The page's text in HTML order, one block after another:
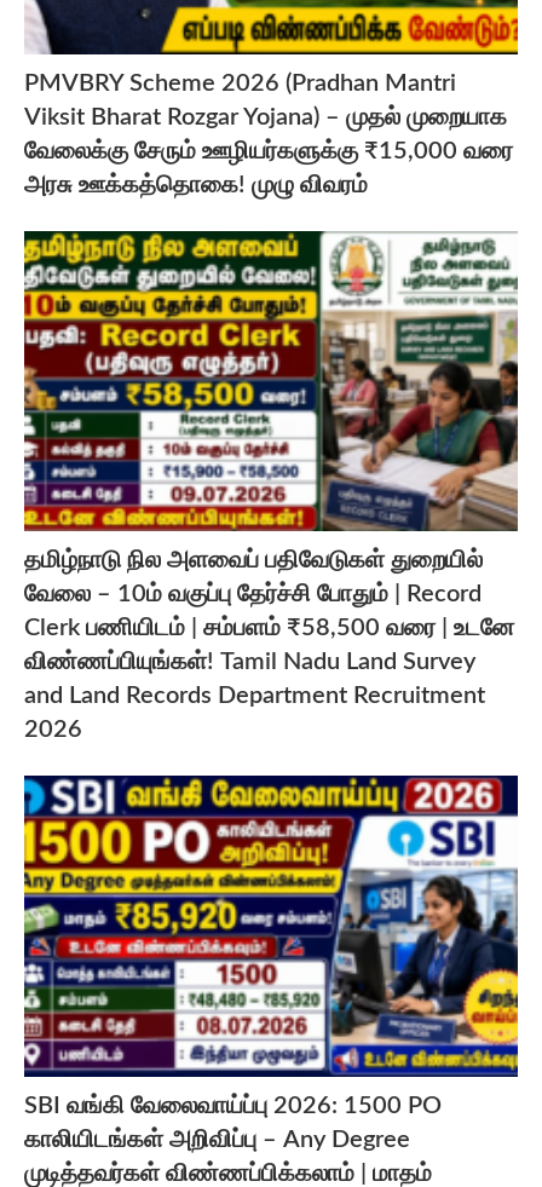
PMVBRY Scheme 2026 (Pradhan Mantri
Viksit Bharat Rozgar Yojana) – முதல் முறையாக
வேலைக்கு சேரும் ஊழியர்களுக்கு ₹15,000 வரை
அரசு ஊக்கத்தொகை! முழு விவரம்
தமிழ்நாடு நில அளவைப் பதிவேடுகள் துறையில்
வேலை – 10ம் வகுப்பு தேர்ச்சி போதும் | Record
Clerk பணியிடம் | சம்பளம் ₹58,500 வரை | உடனே
விண்ணப்பியுங்கள்! Tamil Nadu Land Survey
and Land Records Department Recruitment
2026
SBI வங்கி வேலைவாய்ப்பு 2026: 1500 PO
காலியிடங்கள் அறிவிப்பு – Any Degree
முடித்தவர்கள் விண்ணப்பிக்கலாம் | மாதம்